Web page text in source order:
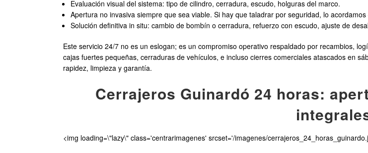
Evaluación visual del sistema: tipo de cilindro, cerradura, escudo, holguras del marco.
Apertura no invasiva siempre que sea viable. Si hay que taladrar por seguridad, lo
Solución definitiva in situ: cambio de bombín o cerradura, refuerzo con escudo, ajuste de
Este servicio 24/7 no es un eslogan; es un compromiso operativo respaldado por recambios,
cajas fuertes pequeñas, cerraduras de vehículos, e incluso cierres comerciales atascados en
rapidez, limpieza y garantía.
Cerrajeros Guinardó 24 horas:
<img loading=\"lazy\" class='centrarimagenes' srcset='/imagenes/